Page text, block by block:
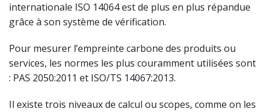
internationale ISO 14064 est de plus en plus répandue
grâce à son système de vérification.
Pour mesurer l’empreinte carbone des produits ou
services, les normes les plus couramment utilisées sont
: PAS 2050:2011 et ISO/TS 14067:2013.
Il existe trois niveaux de calcul ou scopes, comme on les